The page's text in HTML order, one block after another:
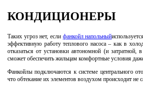
КОНДИЦИОНЕРЫ
Таких угроз нет, если фанкойл напольный
эффективную работу теплового насоса – как в
отказаться от установки автономной (и
сможет обеспечить жильцам комфортные условия
Фанкойлы подключаются к системе центрального
что обтекание их элементов воздухом происходит не